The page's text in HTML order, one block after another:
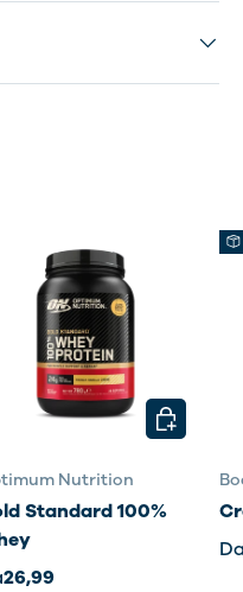
Nutrition
Standard 100%
26,99
SCEGLI